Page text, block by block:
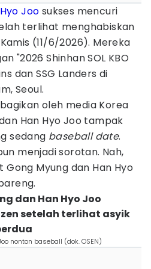
Joo sukses mencuri
terlihat menghabiskan
(11/6/2026). Mereka
"2026 Shinhan SOL KBO
dan SSG Landers di
Seoul.
oleh media Korea
Han Hyo Joo tampak
sedang baseball date.
menjadi sorotan. Nah,
Myung dan Han Hyo
dan Han Hyo Joo
setelah terlihat asyik
nonton baseball (dok. OSEN)